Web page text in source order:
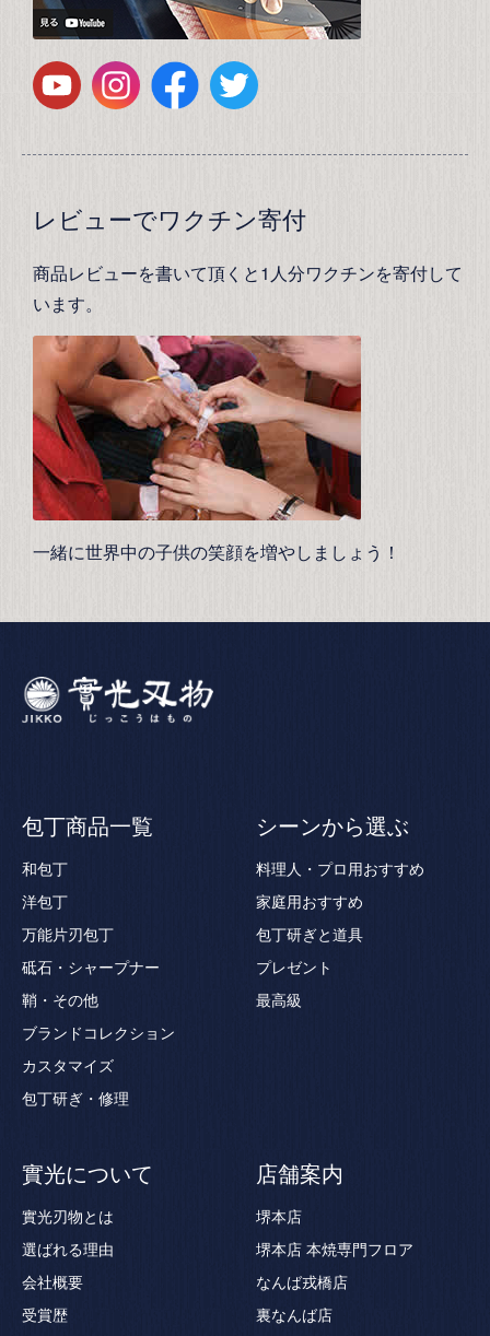
レビューでワクチン寄付
商品レビューを書いて頂くと1人分ワクチンを寄付して
います。
一緒に世界中の子供の笑顔を増やしましょう！
包丁商品一覧
和包丁
洋包丁
万能片刃包丁
砥石・シャープナー
鞘・その他
ブランドコレクション
カスタマイズ
包丁研ぎ・修理
シーンから選ぶ
料理人・プロ用おすすめ
家庭用おすすめ
包丁研ぎと道具
プレゼント
最高級
實光について
實光刃物とは
選ばれる理由
会社概要
受賞歴
店舗案内
堺本店
堺本店 本焼専門フロア
なんば戎橋店
裏なんば店